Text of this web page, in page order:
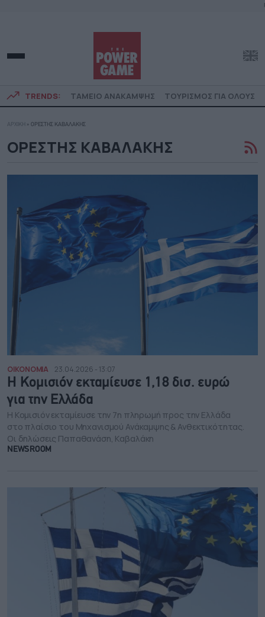
TRENDS: ΤΑΜΕΙΟ ΑΝΑΚΑΜΨΗΣ ΤΟΥΡΙΣΜΟΣ ΓΙΑ ΟΛΟΥΣ
ΑΡΧΙΚΗ » ΟΡΕΣΤΗΣ ΚΑΒΑΛΑΚΗΣ
ΟΡΕΣΤΗΣ ΚΑΒΑΛΑΚΗΣ
ΟΙΚΟΝΟΜΙΑ 23.04.2026 - 13:07
Η Κομισιόν εκταμίευσε 1,18 δισ. ευρώ
για την Ελλάδα
Η Κομισιόν εκταμίευσε την 7η πληρωμή προς την Ελλάδα
στο πλαίσιο του Μηχανισμού Ανάκαμψης & Ανθεκτικότητας.
Οι δηλώσεις Παπαθανάση, Καβαλάκη
NEWSROOM